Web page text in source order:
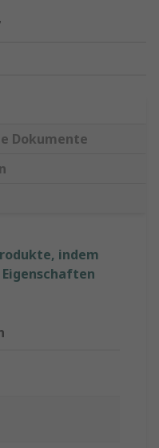
Dokumente
indem